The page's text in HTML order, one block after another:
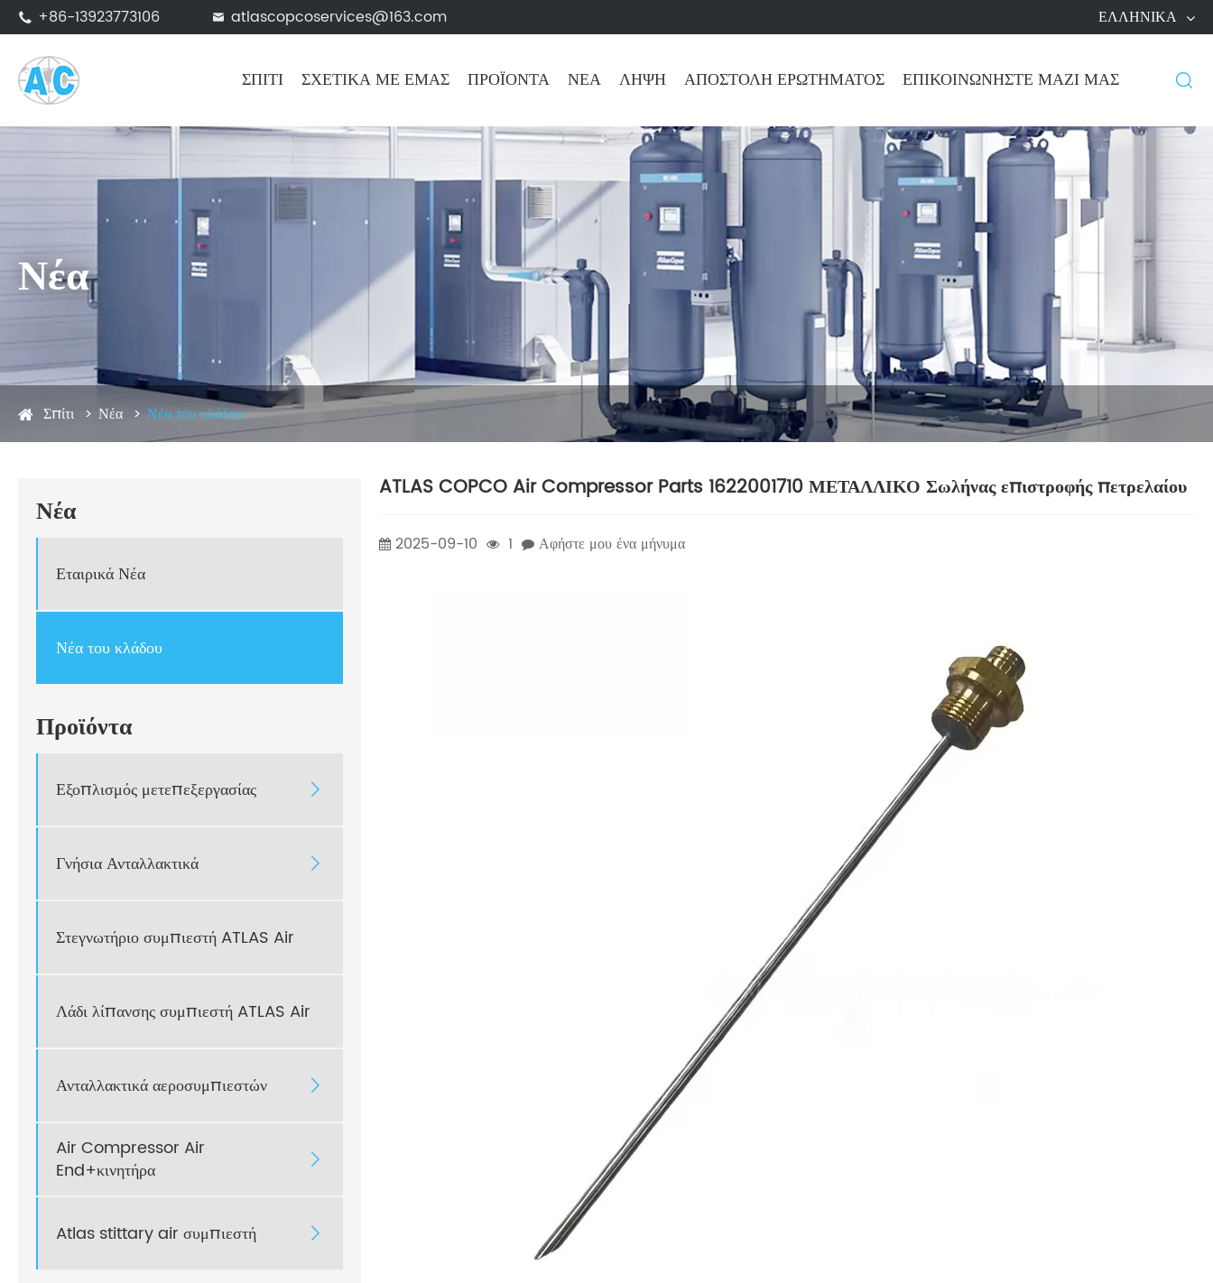
 +86-13923773106  atlascopcoservices@163.com ΕΛΛΗΝΙΚΆ
ΣΠΊΤΙ ΣΧΕΤΙΚΆ ΜΕ ΕΜΆΣ ΠΡΟΪΌΝΤΑ ΝΈΑ ΛΉΨΗ ΑΠΟΣΤΟΛΉ ΕΡΩΤΉΜΑΤΟΣ ΕΠΙΚΟΙΝΩΝΉΣΤΕ ΜΑΖΊ ΜΑΣ 
Νέα
Σπίτι Νέα Νέα του κλάδου
Νέα
Εταιρικά Νέα
Νέα του κλάδου
Προϊόντα
Εξοπλισμός μετεπεξεργασίας 
Γνήσια Ανταλλακτικά 
Στεγνωτήριο συμπιεστή ATLAS Air
Λάδι λίπανσης συμπιεστή ATLAS Air
Ανταλλακτικά αεροσυμπιεστών 
Air Compressor Air
End+κινητήρα

Atlas stittary air συμπιεστή 
ATLAS COPCO Air Compressor Parts 1622001710 ΜΕΤΑΛΛΙΚΟ Σωλήνας επιστροφής πετρελαίου
2025-09-10 1 Αφήστε μου ένα μήνυμα